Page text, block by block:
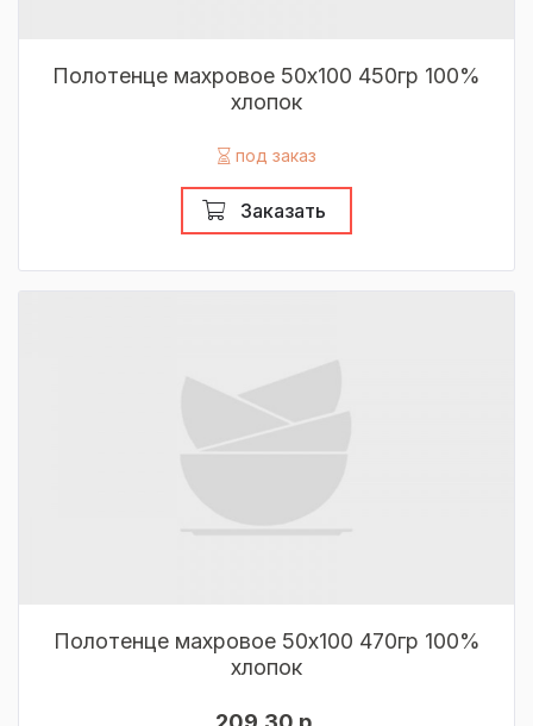
Полотенце махровое 50х100 450гр 100%
хлопок
под заказ
Заказать
Полотенце махровое 50х100 470гр 100%
хлопок